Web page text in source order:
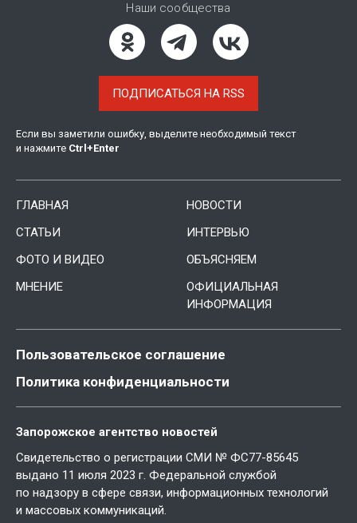
Наши сообщества
ПОДПИСАТЬСЯ НА RSS
Если вы заметили ошибку, выделите необходимый текст
и нажмите Ctrl +Enter
ГЛАВНАЯ
НОВОСТИ
СТАТЬИ
ИНТЕРВЬЮ
ФОТО И ВИДЕО
ОБЪЯСНЯЕМ
МНЕНИЕ
ОФИЦИАЛЬНАЯ
ИНФОРМАЦИЯ
Пользовательское соглашение
Политика конфиденциальности
Запорожское агентство новостей
Свидетельство о регистрации СМИ № ФС77-85645
выдано 11 июля 2023 г. Федеральной службой
по надзору в сфере связи, информационных технологий
и массовых коммуникаций.